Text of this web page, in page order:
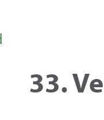
33.